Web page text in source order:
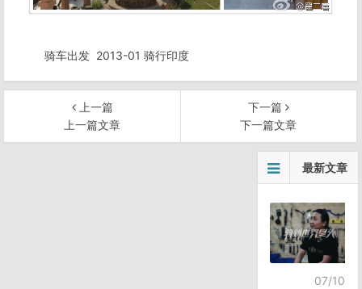
骑车出发 2013-01 骑行印度
上一篇
上一篇文章
下一篇
下一篇文章
最新文章
07/10